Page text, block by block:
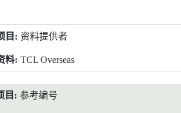
资料提供者
TCL Overseas
参考编号